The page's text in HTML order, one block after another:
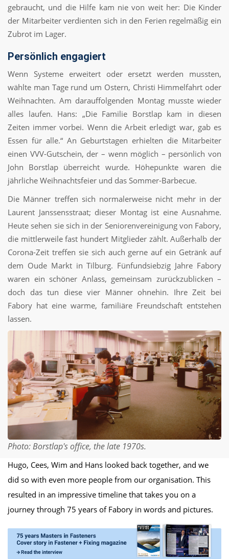
gebraucht, und die Hilfe kam nie von weit her: Die Kinder
der Mitarbeiter verdienten sich in den Ferien regelmäßig ein
Zubrot im Lager.
Persönlich engagiert
Wenn Systeme erweitert oder ersetzt werden mussten,
wählte man Tage rund um Ostern, Christi Himmelfahrt oder
Weihnachten. Am darauffolgenden Montag musste wieder
alles laufen. Hans: „Die Familie Borstlap kam in diesen
Zeiten immer vorbei. Wenn die Arbeit erledigt war, gab es
Essen für alle.“ An Geburtstagen erhielten die Mitarbeiter
einen VVV-Gutschein, der – wenn möglich – persönlich von
John Borstlap überreicht wurde. Höhepunkte waren die
jährliche Weihnachtsfeier und das Sommer-Barbecue.
Die Männer treffen sich normalerweise nicht mehr in der
Laurent Janssensstraat; dieser Montag ist eine Ausnahme.
Heute sehen sie sich in der Seniorenvereinigung von Fabory,
die mittlerweile fast hundert Mitglieder zählt. Außerhalb der
Corona-Zeit treffen sie sich auch gerne auf ein Getränk auf
dem Oude Markt in Tilburg. Fünfundsiebzig Jahre Fabory
waren ein schöner Anlass, gemeinsam zurückzublicken –
doch das tun diese vier Männer ohnehin. Ihre Zeit bei
Fabory hat eine warme, familiäre Freundschaft entstehen
lassen.
Photo: Borstlap's office, the late 1970s.
Hugo, Cees, Wim and Hans looked back together, and we
did so with even more people from our organisation. This
resulted in an impressive timeline that takes you on a
journey through 75 years of Fabory in words and pictures.